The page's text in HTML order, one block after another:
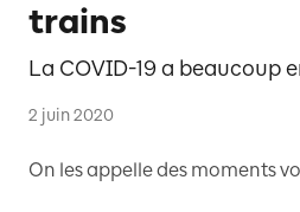
trains
La COVID-19 a beaucoup
2 juin 2020
On les appelle des moments